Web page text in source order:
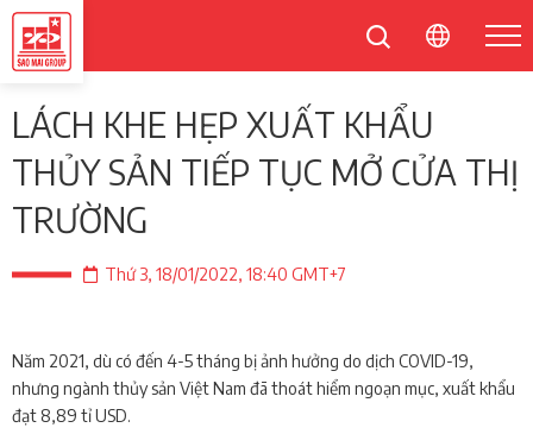
LÁCH KHE HẸP XUẤT KHẨU
THỦY SẢN TIẾP TỤC MỞ CỬA THỊ
TRƯỜNG
Thứ 3, 18/01/2022, 18:40 GMT+7
Năm 2021, dù có đến 4-5 tháng bị ảnh hưởng do dịch COVID-19,
nhưng ngành thủy sản Việt Nam đã thoát hiểm ngoạn mục, xuất khẩu
đạt 8,89 tỉ USD.